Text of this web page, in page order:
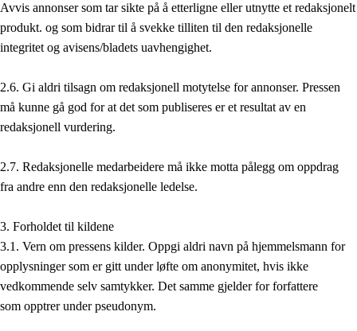
Avvis annonser som tar sikte på å etterligne eller utnytte et redaksjonelt
produkt. og som bidrar til å svekke tilliten til den redaksjonelle
integritet og avisens/bladets uavhengighet.
2.6. Gi aldri tilsagn om redaksjonell motytelse for annonser. Pressen
må kunne gå god for at det som publiseres er et resultat av en
redaksjonell vurdering.
2.7. Redaksjonelle medarbeidere må ikke motta pålegg om oppdrag
fra andre enn den redaksjonelle ledelse.
3. Forholdet til kildene
3.1. Vern om pressens kilder. Oppgi aldri navn på hjemmelsmann for
opplysninger som er gitt under løfte om anonymitet, hvis ikke
vedkommende selv samtykker. Det samme gjelder for forfattere
som opptrer under pseudonym.